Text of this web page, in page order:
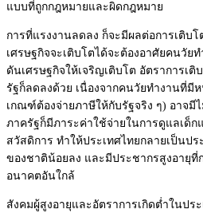
แบบที่ถูกกฎหมายและผิดกฎหมาย
การที่แรงงานลดลง ก็จะมีผลต่อการเติบโ
เศรษฐกิจจะเติบโตได้จะต้องอาศัยคนวัย
ดันเศรษฐกิจให้เจริญเติบโต อัตราการเ
รัฐก็ลดลงด้วย เนื่องจากคนวัยทำงานที่มี
เกณฑ์ต้องจ่ายภาษีให้กับรัฐจริง ๆ) อาจ
ภาครัฐก็มีภาระค่าใช้จ่ายในการดูแลเด็
สวัสดิการ ทำให้ประเทศไทยกลายเป็นป
ของชาติน้อยลง และมีประชากรสูงอายุที่
อนาคตอันใกล้
สังคมผู้สูงอายุและอัตราการเกิดต่ำในปร